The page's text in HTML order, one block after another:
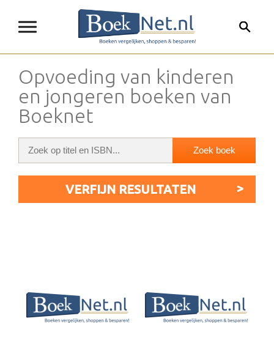
Opvoeding van kinderen
en jongeren boeken van
Boeknet
VERFIJN RESULTATEN